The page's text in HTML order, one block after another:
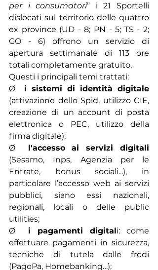
per i consumatori” i 21 Sportelli
dislocati sul territorio delle quattro
ex province (UD - 8; PN - 5; TS - 2;
GO - 6) offrono un servizio di
apertura settimanale di 113 ore
totali completamente gratuito.
Questi i principali temi trattati:
Ø i sistemi di identità digitale
(attivazione dello Spid, utilizzo CIE,
creazione di un account di posta
elettronica o PEC, utilizzo della
firma digitale);
Ø l'accesso ai servizi digitali
(Sesamo, Inps, Agenzia per le
Entrate, bonus sociali...), in
particolare l’accesso web ai servizi
pubblici, siano essi nazionali,
regionali, locali o delle public
utilities;
Ø i pagamenti digitali: come
effettuare pagamenti in sicurezza,
tecniche di tutela dalle frodi
(PagoPa, Homebanking…);